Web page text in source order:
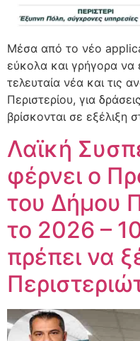
Μέσα από το νέο
εύκολα και γρήγορα να
τελευταία νέα και τις
Περιστερίου, για
βρίσκονται σε εξέλιξη
Λαϊκή
φέρνει ο
του Δήμου
το 2026 –
πρέπει να